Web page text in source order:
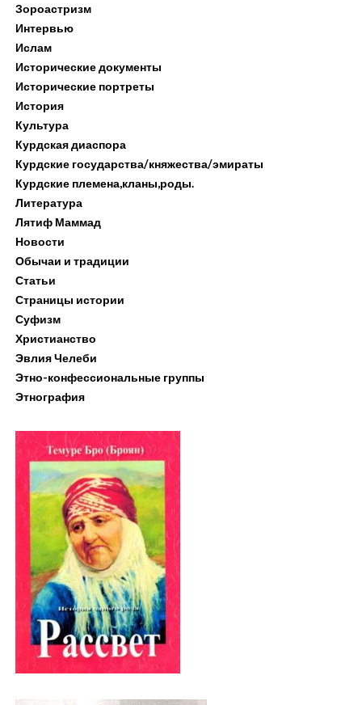
Зороастризм
Интервью
Ислам
Исторические документы
Исторические портреты
История
Культура
Курдская диаспора
Курдские государства/княжества/эмираты
Курдские племена,кланы,роды.
Литература
Лятиф Маммад
Новости
Обычаи и традиции
Статьи
Страницы истории
Суфизм
Христианство
Эвлия Челеби
Этно-конфессиональные группы
Этнография